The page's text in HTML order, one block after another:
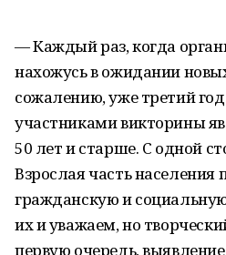
— Каждый раз, когда
нахожусь в ожидании
сожалению, уже третий
участниками викторины
50 лет и старше. С одной
Взрослая часть населения
гражданскую и
их и уважаем, но
первую очередь,